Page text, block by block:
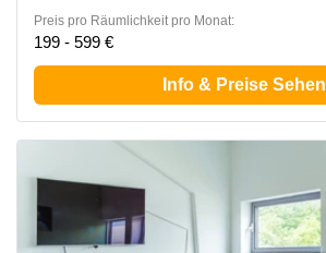
Preis pro Räumlichkeit pro Monat:
199 - 599 €
Info & Preise Sehen